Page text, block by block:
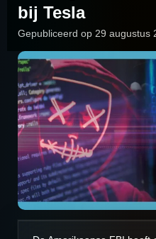
bij Tesla
Gepubliceerd op 29 augustus